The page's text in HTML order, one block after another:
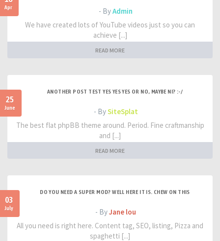
Apr - ByAdmin
We have created lots of YouTube videos just so you can
achieve [...]
READ MORE
25
June
ANOTHER POST TEST YES YES YES OR NO, MAYBE NI? :-/
- BySiteSplat
The best flat phpBB theme around. Period. Fine craftmanship
and [...]
READ MORE
03
July
DO YOU NEED A SUPER MOD? WELL HERE IT IS. CHEW ON THIS
- ByJane lou
All you need is right here. Content tag, SEO, listing, Pizza and
spaghetti [...]